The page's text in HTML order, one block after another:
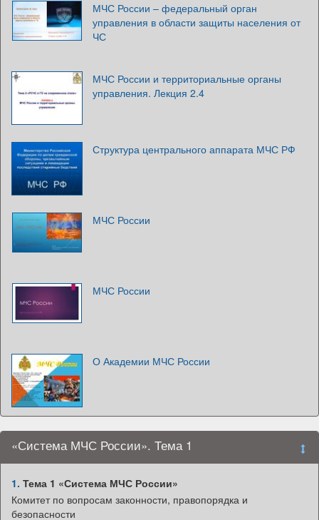
МЧС России – федеральный орган
управления в области защиты населения от
ЧС
МЧС России и территориальные органы
управления. Лекция 2.4
Структура центрального аппарата МЧС РФ
МЧС России
МЧС России
О Академии МЧС России
«Система МЧС России». Тема 1
1. Тема 1 «Система МЧС России»
Комитет по вопросам законности, правопорядка и
безопасности